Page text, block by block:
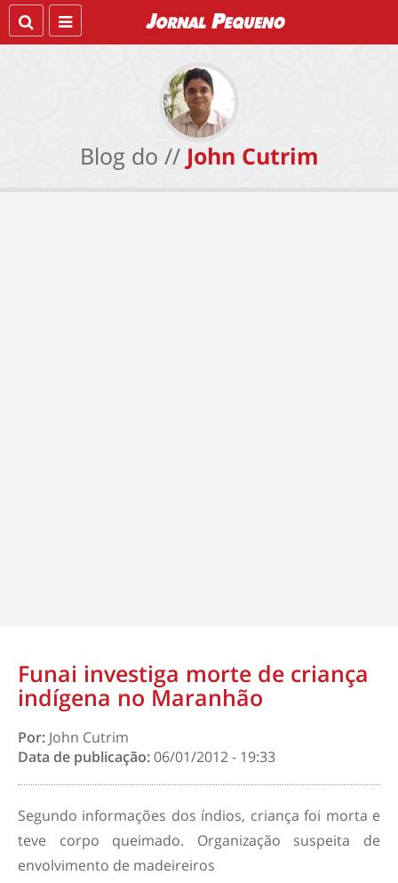
Blog do // John Cutrim
Funai investiga morte de criança
indígena no Maranhão
Por: John Cutrim
Data de publicação:06/01/2012 - 19:33
Segundo informações dos índios, criança foi morta e
teve corpo queimado. Organização suspeita de
envolvimento de madeireiros